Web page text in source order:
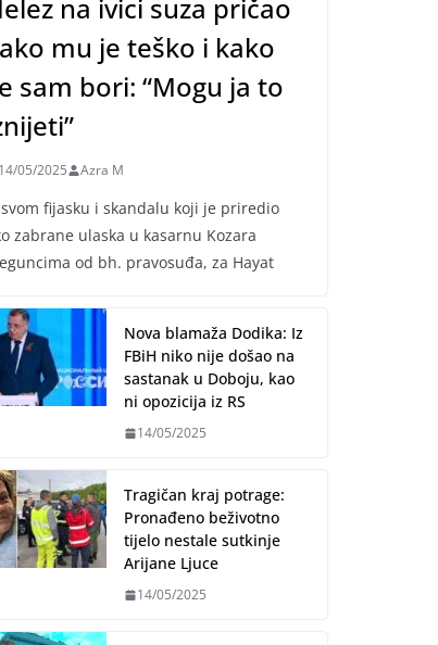
na ivici suza pričao
mu je teško i kako
sam bori: “Mogu ja to
14/05/2025 Azra M
fijasku i skandalu koji je priredio
zabrane ulaska u kasarnu Kozara
od bh. pravosuđa, za Hayat
Nova blamaža Dodika: Iz
FBiH niko nije došao na
sastanak u Doboju, kao
ni opozicija iz RS
14/05/2025
Tragičan kraj potrage:
Pronađeno beživotno
tijelo nestale sutkinje
Arijane Ljuce
14/05/2025